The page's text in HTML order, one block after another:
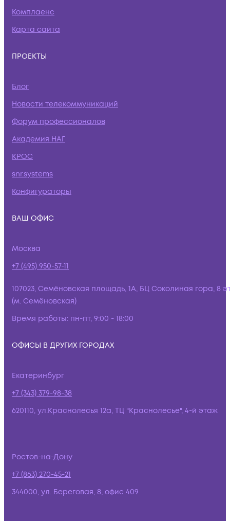
Комплаенс
Карта сайта
ПРОЕКТЫ
Блог
Новости телекоммуникаций
Форум профессионалов
Академия НАГ
КРОС
snr.systems
Конфигураторы
ВАШ ОФИС
Москва
+7 (495) 950-57-11
107023, Семёновская площадь, 1А, БЦ Соколиная гора, 8
(м. Семёновская)
Время работы: пн-пт, 9:00 - 18:00
ОФИСЫ В ДРУГИХ ГОРОДАХ
Екатеринбург
+7 (343) 379-98-38
620110, ул.Краснолесья 12а, ТЦ "Краснолесье", 4-й этаж
Ростов-на-Дону
+7 (863) 270-45-21
344000, ул. Береговая, 8, офис 409